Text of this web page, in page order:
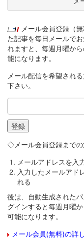
メール会員登録（
た記事を毎日メールで
れますと、毎週月曜か
能になります。
メール配信を希望され
下さい。
◇メール会員登録まで
メールアドレスを入
入力したメールアド
れる
後は、自動生成された
グインすると毎週月曜
可能になります。
メール会員(無料)の詳